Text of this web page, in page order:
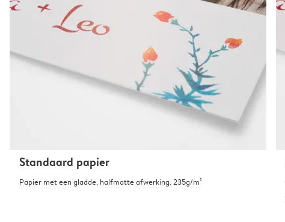
Standaard papier
Papier met een gladde, halfmatte afwerking. 235g/m²